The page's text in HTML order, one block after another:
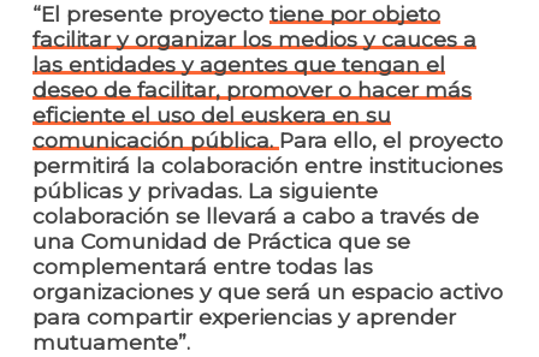
“El presente proyecto tiene por objeto
facilitar y organizar los medios y cauces a
las entidades y agentes que tengan el
deseo de facilitar, promover o hacer más
eficiente el uso del euskera en su
comunicación pública.Para ello, el proyecto
permitirá la colaboración entre instituciones
públicas y privadas. La siguiente
colaboración se llevará a cabo a través de
una Comunidad de Práctica que se
complementará entre todas las
organizaciones y que será un espacio activo
para compartir experiencias y aprender
mutuamente”.